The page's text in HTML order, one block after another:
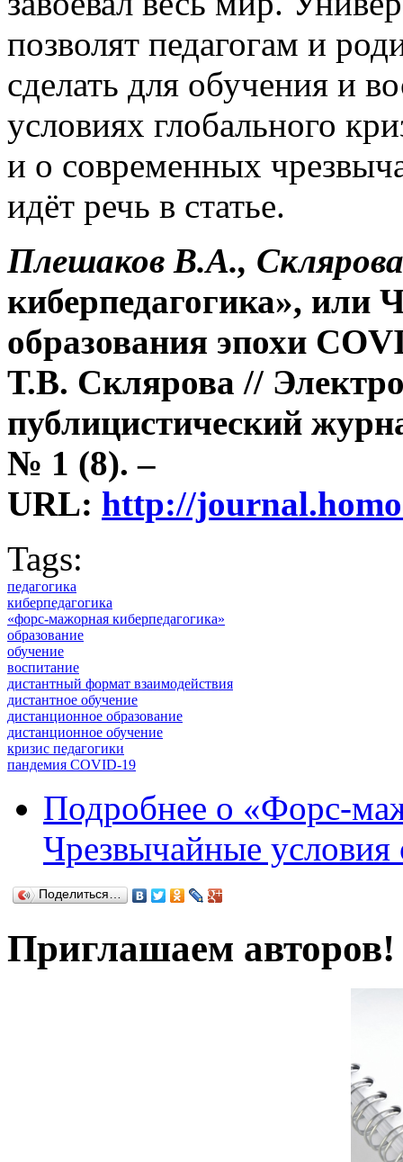
позволят педагогам и
сделать для обучения и
условиях глобального
и о современных
идёт речь в статье.
Плешаков В.А.,
киберпедагогика», или
образования эпохи
Т.В. Склярова //
публицистический
№ 1 (8). –
URL: http://
Tags:
педагогика
киберпедагогика
«форс-мажорная киберпедагогика»
образование
обучение
воспитание
дистантный формат взаимодействия
дистантное обучение
дистанционное образование
дистанционное обучение
кризис педагогики
пандемия COVID-19
Подробнее о «Форс-
Чрезвычайные
Поделиться…
Приглашаем авторов!